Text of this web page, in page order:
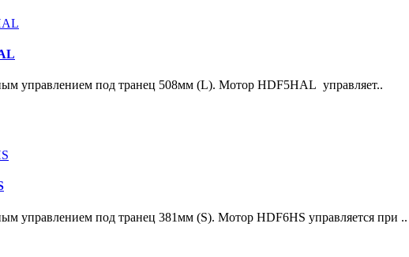
управлением под транец 508мм (L). Мотор HDF5HAL управляет..
управлением под транец 381мм (S). Мотор HDF6HS управляется при ..